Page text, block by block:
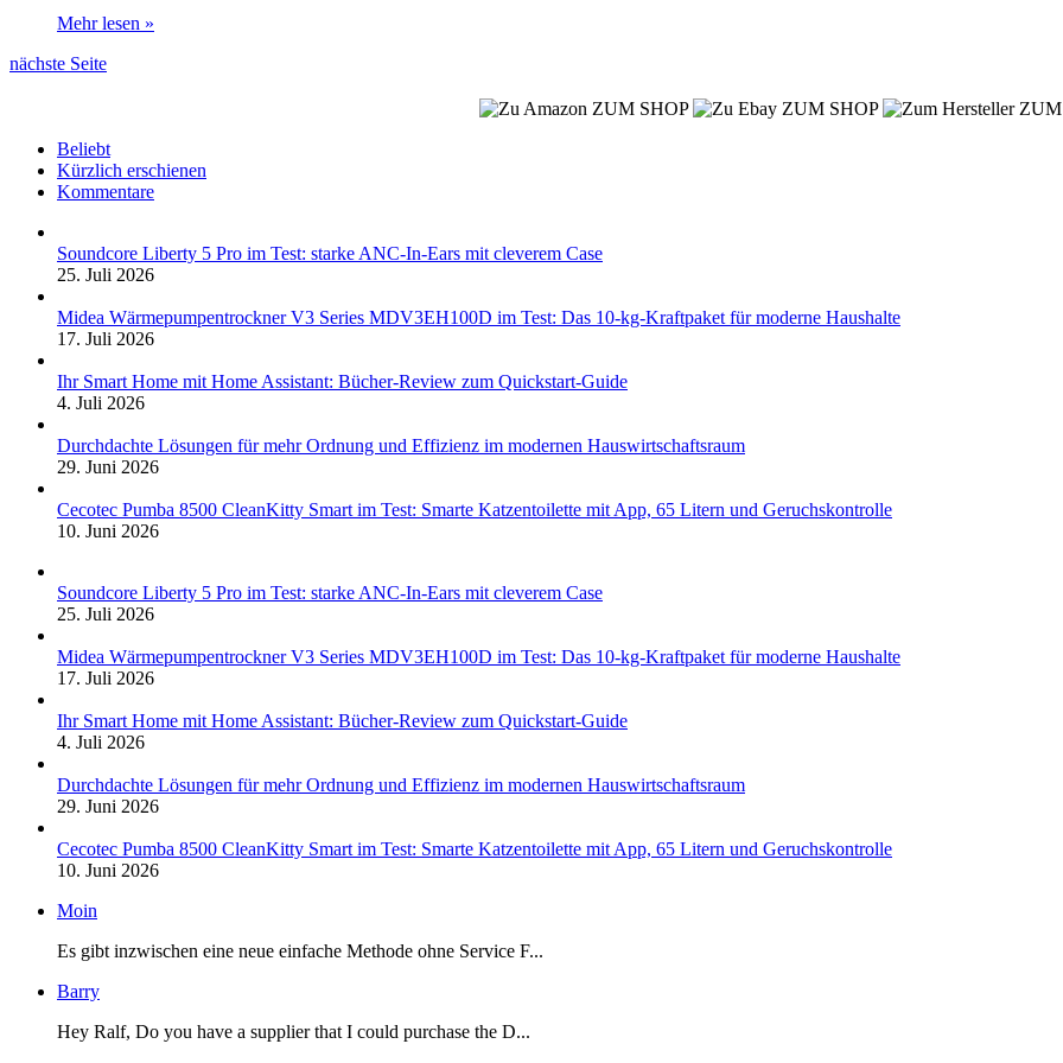
Mehr lesen »
nächste Seite
ZUM SHOP ZUM SHOP
Beliebt
Kürzlich erschienen
Kommentare
Soundcore Liberty 5 Pro im Test: starke ANC-In-Ears mit cleverem Case
25. Juli 2026
Midea Wärmepumpentrockner V3 Series MDV3EH100D im Test: Das 10-kg-Kraftpaket für moderne Haushalte
17. Juli 2026
Ihr Smart Home mit Home Assistant: Bücher-Review zum Quickstart-Guide
4. Juli 2026
Durchdachte Lösungen für mehr Ordnung und Effizienz im modernen Hauswirtschaftsraum
29. Juni 2026
Cecotec Pumba 8500 CleanKitty Smart im Test: Smarte Katzentoilette mit App, 65 Litern und Geruchskontrolle
10. Juni 2026
Soundcore Liberty 5 Pro im Test: starke ANC-In-Ears mit cleverem Case
25. Juli 2026
Midea Wärmepumpentrockner V3 Series MDV3EH100D im Test: Das 10-kg-Kraftpaket für moderne Haushalte
17. Juli 2026
Ihr Smart Home mit Home Assistant: Bücher-Review zum Quickstart-Guide
4. Juli 2026
Durchdachte Lösungen für mehr Ordnung und Effizienz im modernen Hauswirtschaftsraum
29. Juni 2026
Cecotec Pumba 8500 CleanKitty Smart im Test: Smarte Katzentoilette mit App, 65 Litern und Geruchskontrolle
10. Juni 2026
Moin
Es gibt inzwischen eine neue einfache Methode ohne Service F...
Barry
Hey Ralf, Do you have a supplier that I could purchase the D...